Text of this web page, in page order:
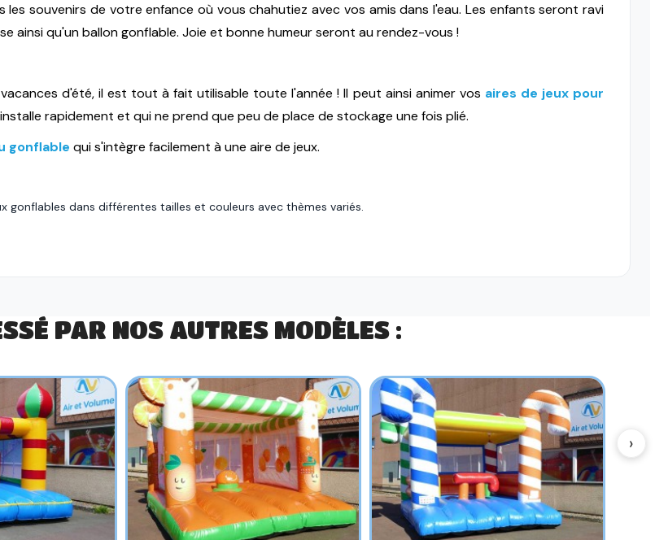
les souvenirs de votre enfance où vous chahutiez avec vos amis dans l'eau. Les enfants seront ravi
ainsi qu'un ballon gonflable. Joie et bonne humeur seront au rendez-vous !
d'été, il est tout à fait utilisable toute l'année ! Il peut ainsi animer vos aires de jeux pour
rapidement et qui ne prend que peu de place de stockage une fois plié.
gonflable qui s'intègre facilement à une aire de jeux.
gonflables dans différentes tailles et couleurs avec thèmes variés.
PAR NOS AUTRES MODÈLES :